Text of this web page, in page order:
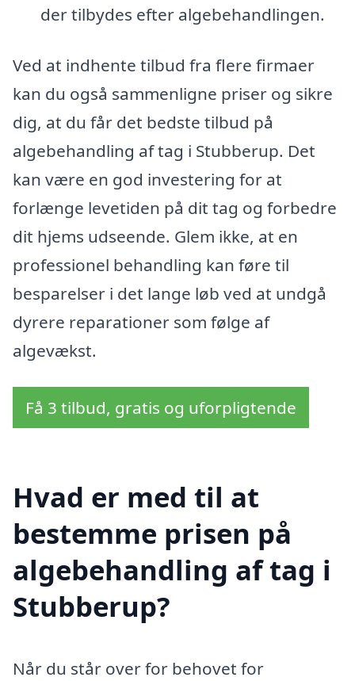
der tilbydes efter algebehandlingen.
Ved at indhente tilbud fra flere firmaer
kan du også sammenligne priser og sikre
dig, at du får det bedste tilbud på
algebehandling af tag i Stubberup. Det
kan være en god investering for at
forlænge levetiden på dit tag og forbedre
dit hjems udseende. Glem ikke, at en
professionel behandling kan føre til
besparelser i det lange løb ved at undgå
dyrere reparationer som følge af
algevækst.
Få 3 tilbud, gratis og uforpligtende
Hvad er med til at
bestemme prisen på
algebehandling af tag i
Stubberup?
Når du står over for behovet for